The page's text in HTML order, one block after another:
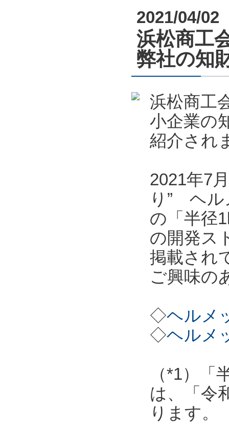
2021/04/02
浜松商工
弊社の知
浜松商工
小企業の
紹介され
2021年7
り” ヘル
の「半径
の開発ス
掲載され
ご興味の
◇ヘルメ
◇ヘルメ
（*1）
は、「令
ります。